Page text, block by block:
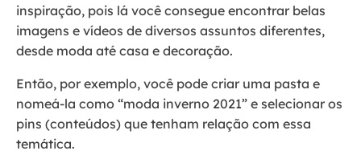
inspiração, pois lá você consegue encontrar belas
imagens e vídeos de diversos assuntos diferentes,
desde moda até casa e decoração.
Então, por exemplo, você pode criar uma pasta e
nomeá-la como “moda inverno 2021” e selecionar os
pins (conteúdos) que tenham relação com essa
temática.